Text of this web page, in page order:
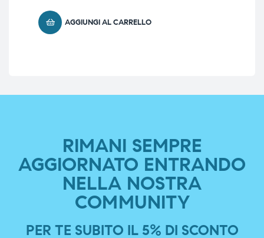
AGGIUNGI AL CARRELLO
RIMANI SEMPRE
AGGIORNATO ENTRANDO
NELLA NOSTRA
COMMUNITY
PER TE SUBITO IL 5% DI SCONTO